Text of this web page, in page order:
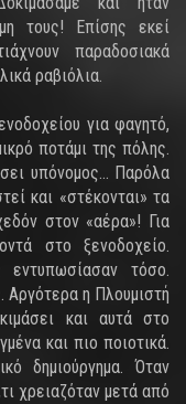
τους! Επίσης εκεί
παραδοσιακά
ραβιόλια.
για φαγητό,
ποτάμι της πόλης.
υπόνομος... Παρόλα
και «στέκονται» τα
στον «αέρα»! Για
στο ξενοδοχείο.
τόσο.
Αργότερα η Πλουμιστή
και αυτά στο
και πιο ποιοτικά.
δημιούργημα. Όταν
χρειαζόταν μετά από